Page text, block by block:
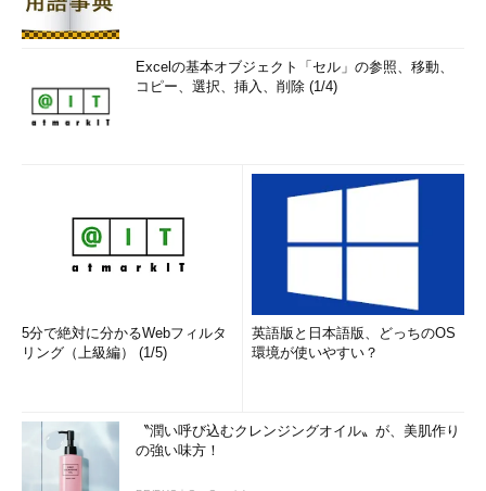
Excelの基本オブジェクト「セル」の参照、移動、
コピー、選択、挿入、削除 (1/4)
5分で絶対に分かるWebフィルタ
リング（上級編） (1/5)
英語版と日本語版、どっちのOS
環境が使いやすい？
〝潤い呼び込むクレンジングオイル〟が、美肌作り
の強い味方！